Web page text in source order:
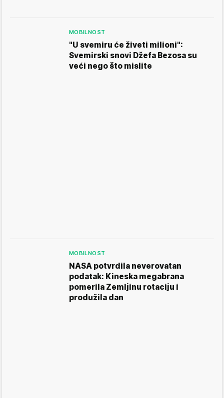
MOBILNOST
"U svemiru će živeti milioni":
Svemirski snovi Džefa Bezosa su
veći nego što mislite
MOBILNOST
NASA potvrdila neverovatan
podatak: Kineska megabrana
pomerila Zemljinu rotaciju i
produžila dan